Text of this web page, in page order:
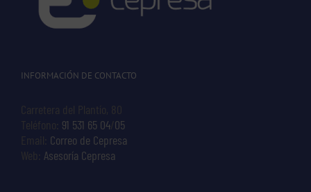
INFORMACIÓN DE CONTACTO
Carretera del Plantío, 80
Teléfono: 91 531 65 04 05
Email: Correo de Cepresa
Web: Asesoría Cepresa